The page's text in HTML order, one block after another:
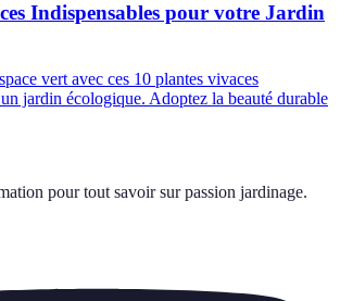
Indispensables pour votre Jardin
vert avec ces 10 plantes vivaces
jardin écologique. Adoptez la beauté durable
pour tout savoir sur passion jardinage.